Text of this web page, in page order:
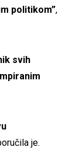
politikom”,
svih
je.